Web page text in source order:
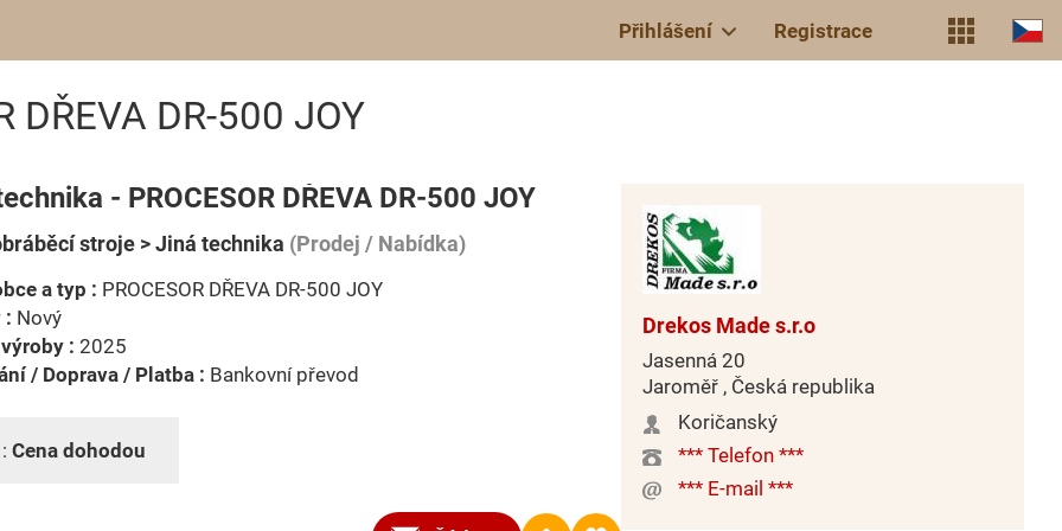
Přihlášení Registrace
DŘEVA DR-500 JOY
- PROCESOR DŘEVA DR-500 JOY
stroje > Jiná technika (Prodej / Nabídka)
a typ : PROCESOR DŘEVA DR-500 JOY
: Nový
: 2025
/ Doprava / Platba : Bankovní převod
Cena dohodou
Drekos Made s.r.o
Jasenná 20
Jaroměř , Česká republika
Koričanský
*** Telefon ***
*** E-mail ***